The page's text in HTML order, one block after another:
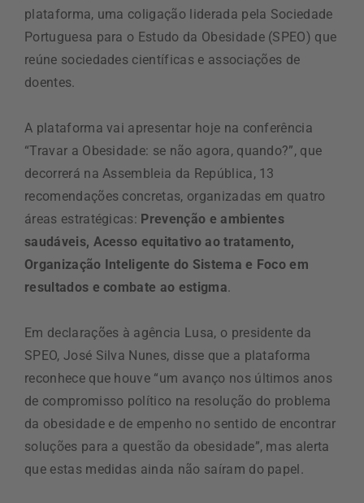
plataforma, uma coligação liderada pela Sociedade
Portuguesa para o Estudo da Obesidade (SPEO) que
reúne sociedades científicas e associações de
doentes.
A plataforma vai apresentar hoje na conferência
“Travar a Obesidade: se não agora, quando?”, que
decorrerá na Assembleia da República, 13
recomendações concretas, organizadas em quatro
áreas estratégicas: Prevenção e ambientes
saudáveis, Acesso equitativo ao tratamento,
Organização Inteligente do Sistema e Foco em
resultados e combate ao estigma.
Em declarações à agência Lusa, o presidente da
SPEO, José Silva Nunes, disse que a plataforma
reconhece que houve “um avanço nos últimos anos
de compromisso político na resolução do problema
da obesidade e de empenho no sentido de encontrar
soluções para a questão da obesidade”, mas alerta
que estas medidas ainda não saíram do papel.